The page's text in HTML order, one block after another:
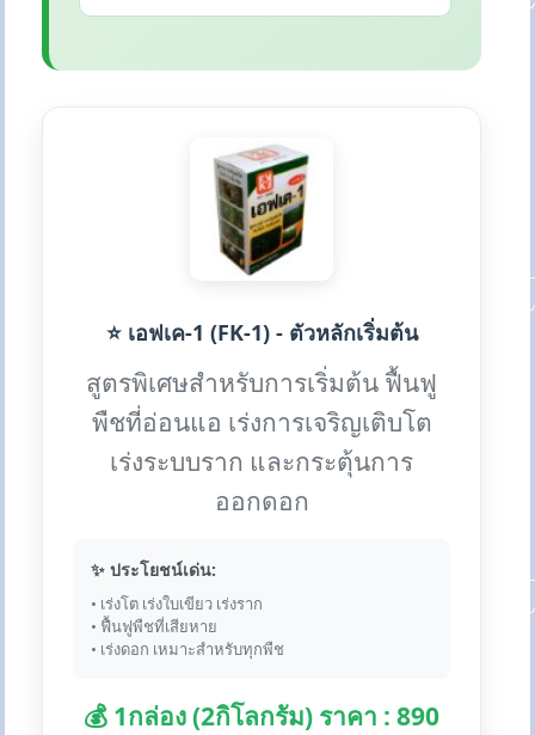
⭐ เอฟเค-1 (FK-1) - ตัวหลักเริ่มต้น
สูตรพิเศษสำหรับการเริ่มต้น ฟื้นฟู
พืชที่อ่อนแอ เร่งการเจริญเติบโต
เร่งระบบราก และกระตุ้นการ
ออกดอก
✨ ประโยชน์เด่น:
• เร่งโต เร่งใบเขียว เร่งราก
• ฟื้นฟูพืชที่เสียหาย
• เร่งดอก เหมาะสำหรับทุกพืช
💰 1กล่อง (2กิโลกรัม) ราคา : 890